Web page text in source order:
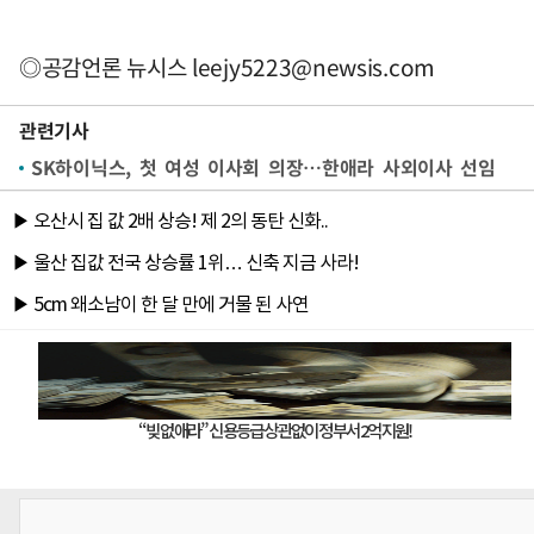
◎공감언론 뉴시스leejy5223@newsis.com
관련기사
SK하이닉스, 첫 여성 이사회 의장…한애라 사외이사 선임